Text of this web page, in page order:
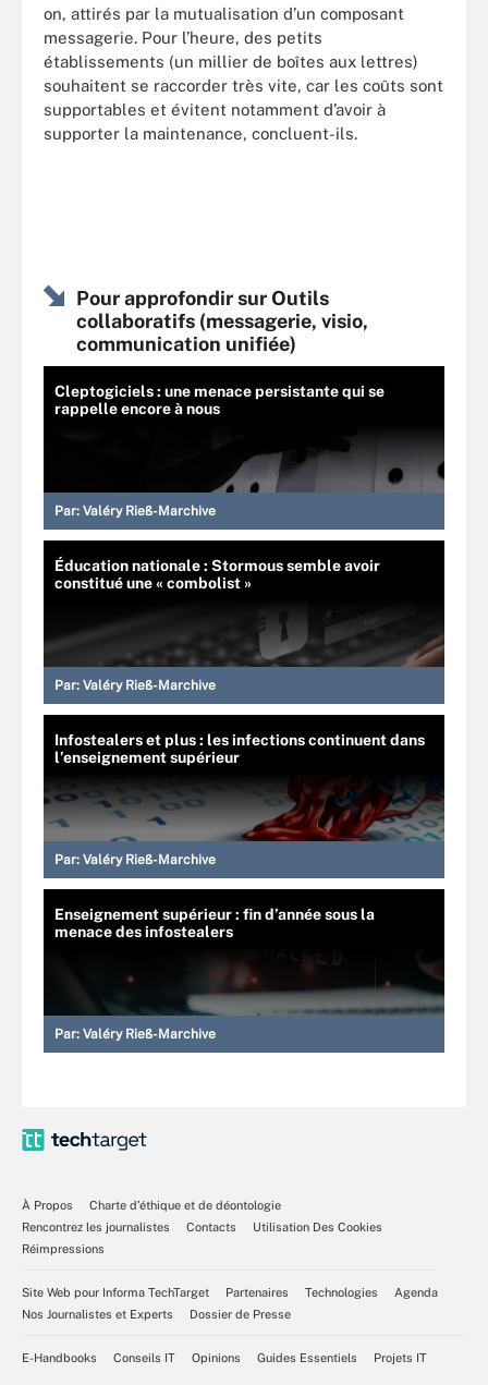
on, attirés par la mutualisation d’un composant
messagerie. Pour l’heure, des petits
établissements (un millier de boîtes aux lettres)
souhaitent se raccorder très vite, car les coûts sont
supportables et évitent notamment d’avoir à
supporter la maintenance, concluent-ils.
Pour approfondir sur Outils
collaboratifs (messagerie, visio,
communication unifiée)
Cleptogiciels : une menace persistante qui se
rappelle encore à nous
Par: Valéry Rieß-Marchive
Éducation nationale : Stormous semble avoir
constitué une « combolist »
Par: Valéry Rieß-Marchive
Infostealers et plus : les infections continuent dans
l’enseignement supérieur
Par: Valéry Rieß-Marchive
Enseignement supérieur : fin d’année sous la
menace des infostealers
Par: Valéry Rieß-Marchive
À Propos
Charte d’éthique et de déontologie
Rencontrez les journalistes
Contacts
Utilisation Des Cookies
Réimpressions
Site Web pour Informa TechTarget Partenaires Technologies
Agenda
Nos Journalistes et Experts
Dossier de Presse
E-Handbooks Conseils IT Opinions Guides Essentiels Projets IT